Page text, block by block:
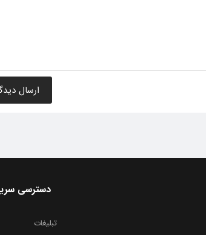
دسترسی
تبلیغات